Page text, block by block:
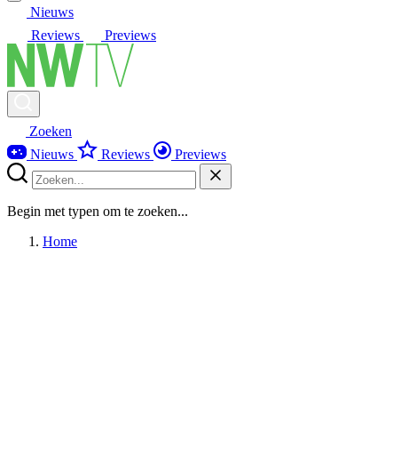
Nieuws
Reviews
Previews
Zoeken
Nieuws
Reviews Previews
Begin met typen om te zoeken...
Home